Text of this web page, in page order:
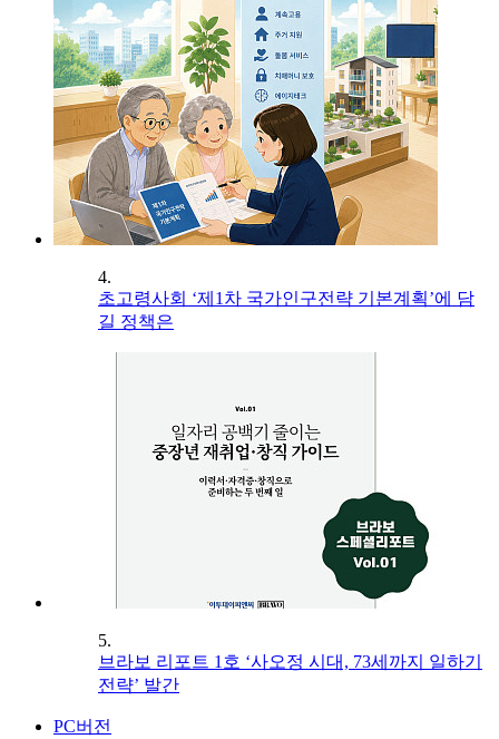
4.
초고령사회 ‘제1차 국가인구전략 기본계획’에 담
길 정책은
5.
브라보 리포트 1호 ‘사오정 시대, 73세까지 일하기
전략’ 발간
PC버전